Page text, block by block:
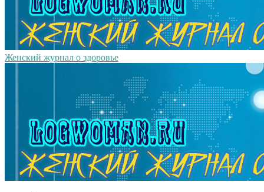
Женский журнал о здоровье